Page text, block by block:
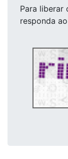
Para liberar
responda